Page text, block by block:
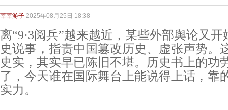
莘莘游子 2025年08月25日 18:38
离“9·3阅兵”越来越近，某些外部舆论又
史说事，指责中国篡改历史、虚张声势。
史实，其实早已陈旧不堪。历史书上的功
了，今天谁在国际舞台上能说得上话，靠
实力。